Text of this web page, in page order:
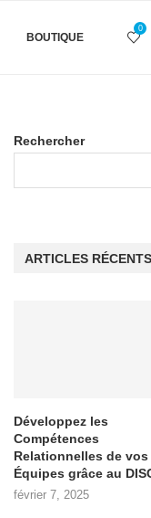
BOUTIQUE
0
Rechercher
ARTICLES RÉCENTS
Développez les
Compétences
Relationnelles de vos
Équipes grâce au
février 7, 2025